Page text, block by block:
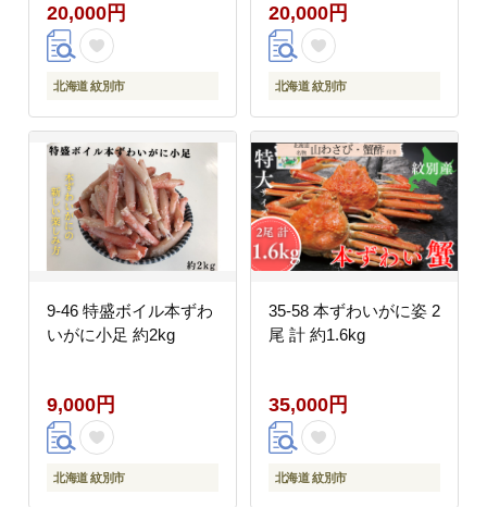
20,000円
北海道 紋別市
20,000円
北海道 紋別市
9-46 特盛ボイル本ずわ
いがに小足 約2kg
9,000円
北海道 紋別市
35-58 本ずわいがに姿 2
尾 計 約1.6kg
35,000円
北海道 紋別市